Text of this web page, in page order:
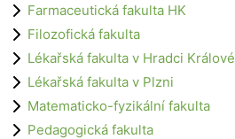
Farmaceutická fakulta HK
Filozofická fakulta
Lékařská fakulta v Hradci Králové
Lékařská fakulta v Plzni
Matematicko-fyzikální fakulta
Pedagogická fakulta